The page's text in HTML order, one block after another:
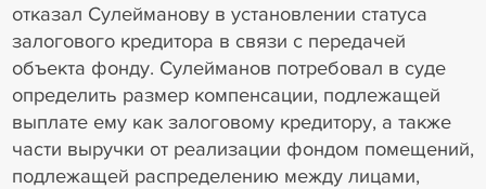
отказал Сулейманову в установлении статуса
залогового кредитора в связи с передачей
объекта фонду. Сулейманов потребовал в суде
определить размер компенсации, подлежащей
выплате ему как залоговому кредитору, а также
части выручки от реализации фондом помещений,
подлежащей распределению между лицами,